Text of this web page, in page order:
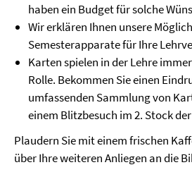
haben ein Budget für solche
Wir erklären Ihnen unsere
Semesterapparate für Ihre
Karten spielen in der Lehre
Rolle. Bekommen Sie einen
umfassenden Sammlung von
einem Blitzbesuch im 2. Stock
Plaudern Sie mit einem frischen
über Ihre weiteren Anliegen an die